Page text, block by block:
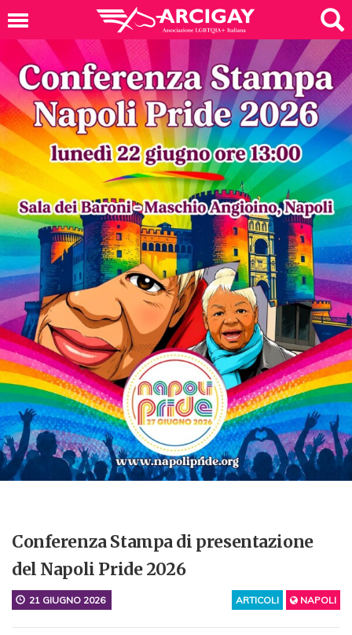
Conferenza Stampa di presentazione
del Napoli Pride 2026
ARTICOLI NAPOLI
21 GIUGNO 2026